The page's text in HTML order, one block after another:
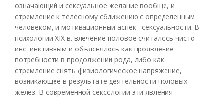
означающий и сексуальное желание вообще, и
стремление к телесному сближению с определенным
человеком, и мотивационный аспект сексуальности. В
психологии XIX в. влечение половое считалось чисто
инстинктивным и объяснялось как проявление
потребности в продолжении рода, либо как
стремление снять физиологическое напряжение,
возникающее в результате деятельности половых
желез. В современной сексологии эти явления